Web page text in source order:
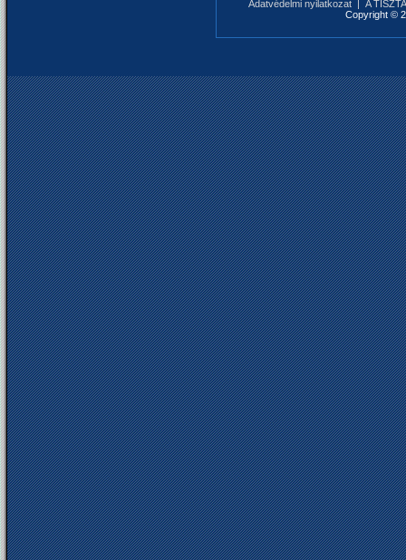
Adatvédelmi nyilatkozat
A
Copyright ©